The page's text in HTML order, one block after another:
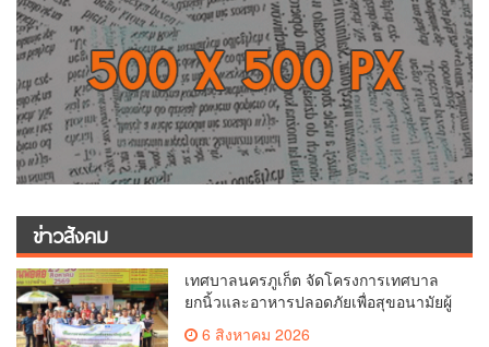
ข่าวสังคม
เทศบาลนครภูเก็ต จัดโครงการเทศบาล
ยกนิ้วและอาหารปลอดภัยเพื่อสุขอนามัยผู้
บริโภค
6 สิงหาคม 2026